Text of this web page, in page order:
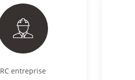
RC entreprise